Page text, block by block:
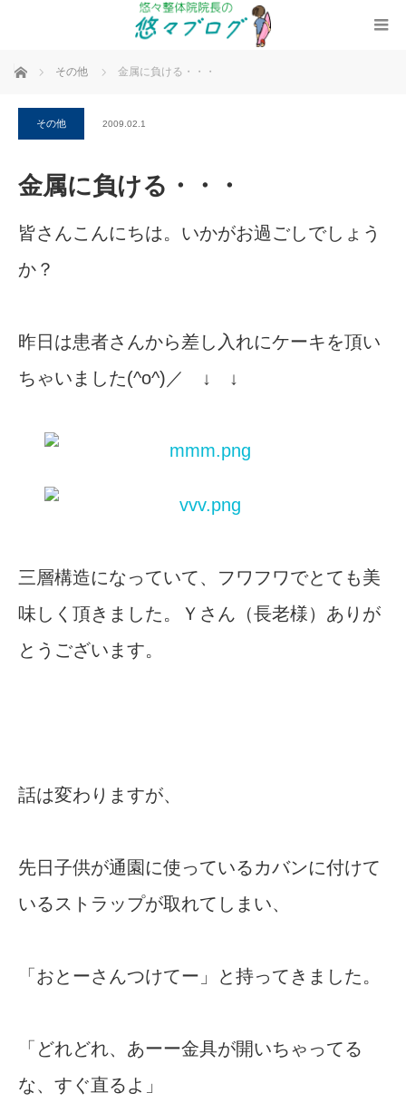
ホーム その他 金属に負ける・・・
その他 2009.02.1
金属に負ける・・・
皆さんこんにちは。いかがお過ごしでしょう
か？
昨日は患者さんから差し入れにケーキを頂い
ちゃいました(^o^)／ ↓ ↓
三層構造になっていて、フワフワでとても美
味しく頂きました。Ｙさん（長老様）ありが
とうございます。
話は変わりますが、
先日子供が通園に使っているカバンに付けて
いるストラップが取れてしまい、
「おとーさんつけてー」と持ってきました。
「どれどれ、あーー金具が開いちゃってる
な、すぐ直るよ」